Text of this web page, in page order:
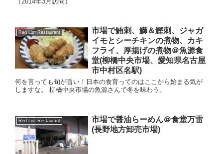
Red List Restaurant
市場で鮪刺、鰤＆鰹刺、ジャガ
イモとシーチキンの煮物、カキ
フライ、厚揚げの煮物＠魚源食
堂(柳橋中央市場、愛知県名古屋
市中村区名駅)
何を言っても旬が旨い！日本の食育ってのはここから始まる気が
しますな。 柳橋中央市場の魚源さんで冬を味わう。
Red List Restaurant
市場で醤油らーめん＠食堂万雷
(長野地方卸売市場)